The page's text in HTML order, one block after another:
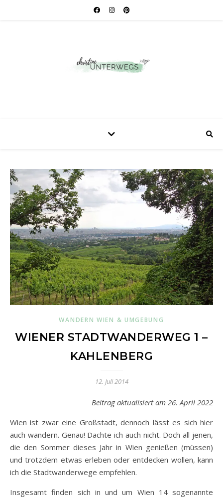
WANDERN WIEN & UMGEBUNG
WIENER STADTWANDERWEG 1 –
KAHLENBERG
12. Juli 2014
Beitrag aktualisiert am 26. April 2022
Wien ist zwar eine Großstadt, dennoch lässt es sich hier
auch wandern. Genau! Dachte ich auch nicht. Doch all jenen,
die den Sommer dieses Jahr in Wien genießen (müssen)
und trotzdem etwas erleben oder entdecken wollen, kann
ich die Stadtwanderwege empfehlen.
Insgesamt finden sich in und um Wien 14 sogenannte